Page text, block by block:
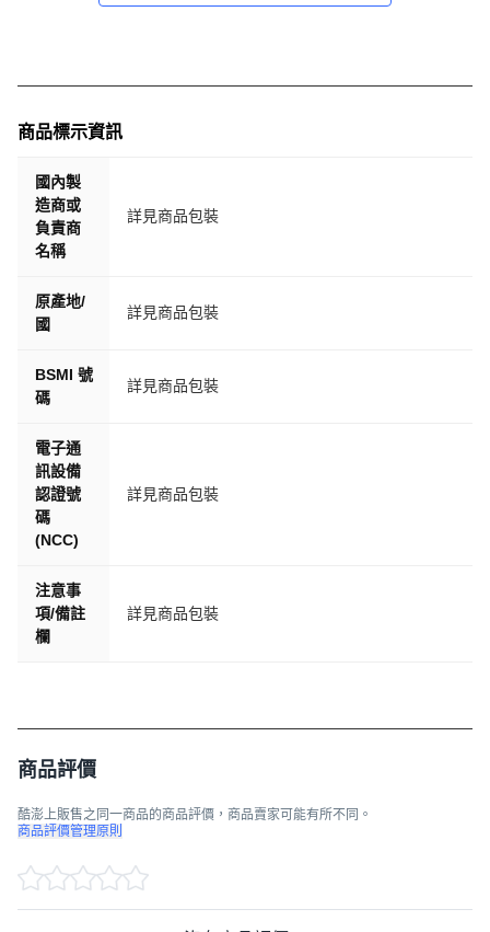
【電池續航與充電】
​電池規格​：搭載 450mAh 鋰離子聚合物電池，續航力表現
優異。
​充電時間​：約 180 分鐘即可充電完成，滿足您日常與運動
使用所需。
【其他特色】
​防水能力​：​IP68 級防水防護，可應對日常生活中多種水源
​符合多項安全標準​：如 GB4943.1 與 GB/T22450.1，讓您使
用更安心。
（如中文、英文等）。
✅ ​總結推薦​：
​H15 Ultra 智能手錶 不只是一支手錶，更是健康監測師、運
動教練、智慧通訊助理、支付專員與風格配件，五合一全功
能穿戴設備！​
️ 【台灣原廠保固｜旗艦手錶售後須知】 (下單即代表同意以
下條款，請詳閱以保障您的權益)
主機保固 12 個月：自訂單完成日起算，全台在地售後。
✅ 【保固範圍】 品質承諾
商品標示資訊
國內製
造商或
負責商
名稱
詳見商品包裝
原產地/
國
詳見商品包裝
BSMI 號
碼
詳見商品包裝
電子通
訊設備
認證號
碼
(NCC)
詳見商品包裝
注意事
項/備註
欄
詳見商品包裝
商品評價
酷澎上販售之同一商品的商品評價，商品賣家可能有所不同。
商品評價管理原則